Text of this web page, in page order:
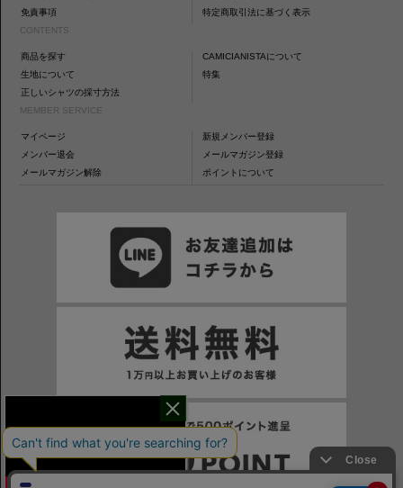
免責事項
特定商取引法に基づく表示
CONTENTS
商品を探す
CAMICIANISTAについて
生地について
特集
正しいシャツの採寸方法
MEMBER SERVICE
マイページ
新規メンバー登録
メンバー退会
メールマガジン登録
メールマガジン解除
ポイントについて